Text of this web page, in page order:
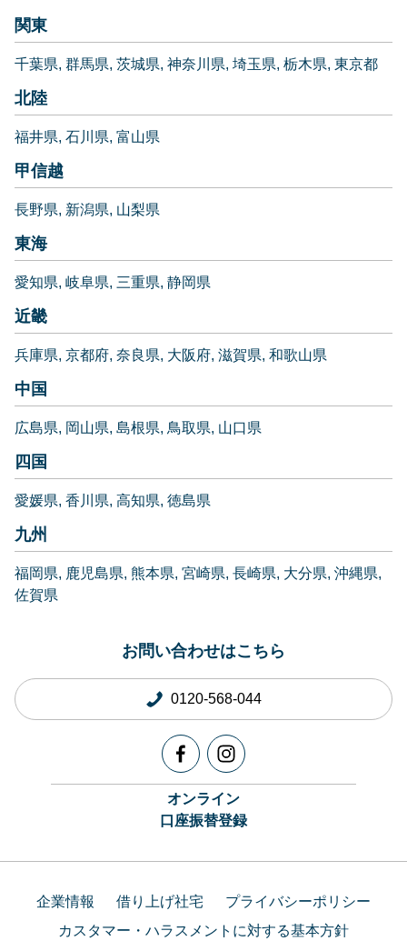
関東
千葉県 群馬県 茨城県 神奈川県 埼玉県 栃木県 東京都
北陸
福井県 石川県 富山県
甲信越
長野県 新潟県 山梨県
東海
愛知県 岐阜県 三重県 静岡県
近畿
兵庫県 京都府 奈良県 大阪府 滋賀県 和歌山県
中国
広島県 岡山県 島根県 鳥取県 山口県
四国
愛媛県 香川県 高知県 徳島県
九州
福岡県 鹿児島県 熊本県 宮崎県 長崎県 大分県 沖縄県
佐賀県
お問い合わせはこちら
0120-568-044
オンライン
口座振替登録
企業情報 借り上げ社宅
プライバシーポリシー
カスタマー・ハラスメントに対する基本方針